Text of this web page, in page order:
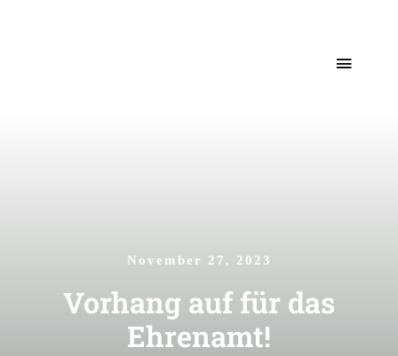
Toggle
Kontakt
November 27, 2023
Vorhang auf für das
Ehrenamt!